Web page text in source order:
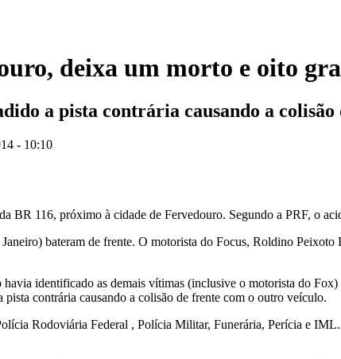
deixa um morto e oito
a pista contrária causando a
- 10:10
BR 116, próximo à cidade de Fervedouro. Segundo a PRF, o
bateram de frente. O motorista do Focus, Roldino
identificado as demais vítimas (inclusive o motorista do
contrária causando a colisão de frente com o outro veículo.
Rodoviária Federal , Polícia Militar, Funerária, Perícia e IML.